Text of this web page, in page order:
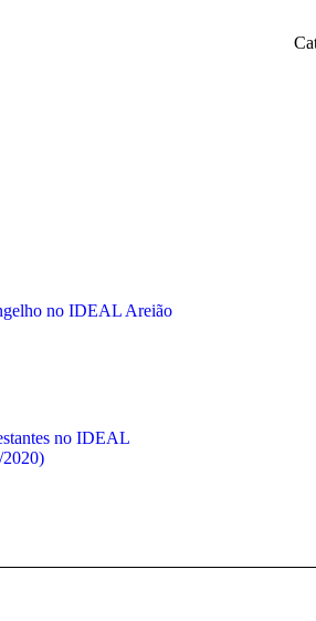
no IDEAL Areião
no IDEAL